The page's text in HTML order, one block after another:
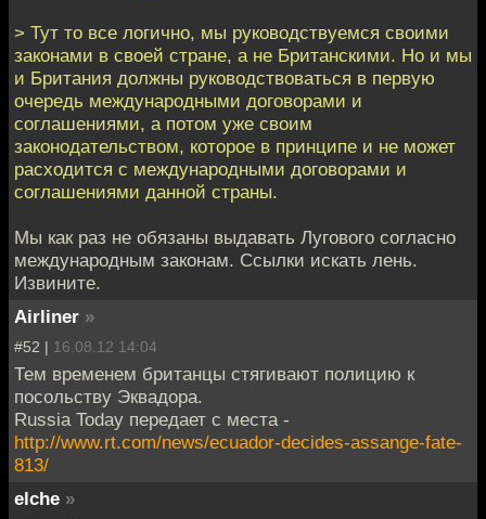
> Тут то все логично, мы руководствуемся своими
законами в своей стране, а не Британскими. Но и мы
и Британия должны руководствоваться в первую
очередь международными договорами и
соглашениями, а потом уже своим
законодательством, которое в принципе и не может
расходится с международными договорами и
соглашениями данной страны.
Мы как раз не обязаны выдавать Лугового согласно
международным законам. Ссылки искать лень.
Извините.
Airliner »
#52 | 16.08.12 14:04
Тем временем британцы стягивают полицию к
посольству Эквадора.
Russia Today передает с места -
http://www.rt.com/news/ecuador-decides-assange-fate-
813/
elche »